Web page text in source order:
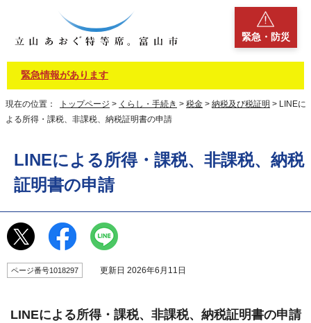
緊急・防災
緊急情報があります
現在の位置： トップページ > くらし・手続き > 税金 > 納税及び税証明 > LINEに
よる所得・課税、非課税、納税証明書の申請
LINEによる所得・課税、非課税、納税
証明書の申請
ページ番号1018297 更新日 2026年6月11日
LINEによる所得・課税、非課税、納税証明書の申請